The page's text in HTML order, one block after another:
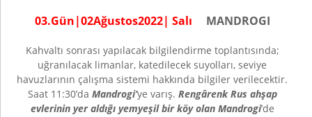
03.Gün|02Ağustos2022| Salı MANDROGI
Kahvaltı sonrası yapılacak bilgilendirme toplantısında;
uğranılacak limanlar, katedilecek suyolları, seviye
havuzlarının çalışma sistemi hakkında bilgiler verilecektir.
Saat 11:30’da Mandrogi’ye varış. Rengârenk Rus ahşap
evlerinin yer aldığı yemyeşil bir köy olan Mandrogi’de